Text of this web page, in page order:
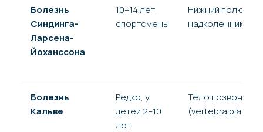
Болезнь
Синдинга-
Ларсена-
Йоханссона
10–14 лет,
спортсмены
Нижний полюс
надколенника
Болезнь
Кальве
Редко, у
детей 2–10
лет
Тело позвонка
(vertebra plana)